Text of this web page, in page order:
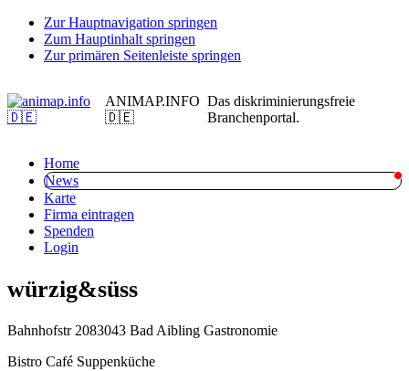
Zur Hauptnavigation springen
Zum Hauptinhalt springen
Zur primären Seitenleiste springen
ANIMAP.INFO
🇩🇪
Das diskriminierungsfreie
Branchenportal.
Home
News
Karte
Firma eintragen
Spenden
Login
würzig&süss
Bahnhofstr 2083043 Bad Aibling Gastronomie
Bistro Café Suppenküche